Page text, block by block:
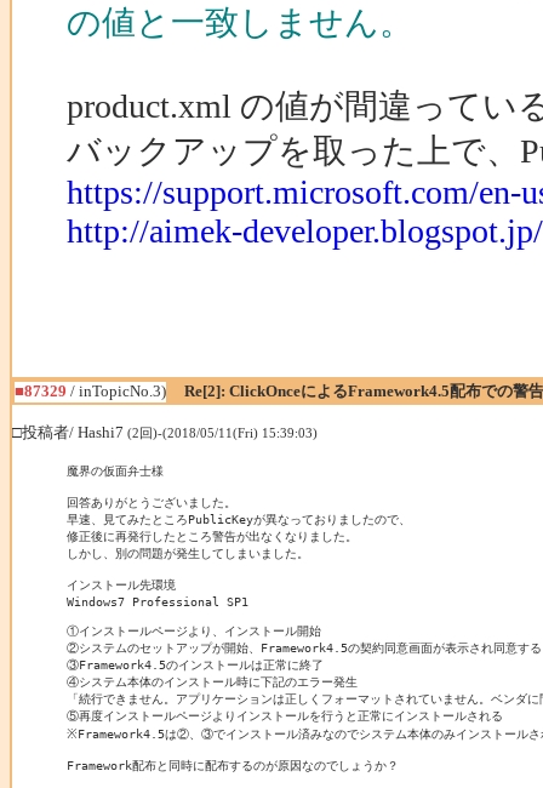
の値と一致しません。
product.xml の値が間違ってい
バックアップを取った上で、
https://support.microsoft.com/en-
http://aimek-
■87329 / inTopicNo.3) Re[2]: ClickOnceによるFramework4.5配布での警告
□投稿者/ Hashi7 (2回)-(2018/05/11(Fri) 15:39:03)
魔界の仮面弁士様
回答ありがとうございました。
早速、見てみたところPublicKeyが異なっておりましたので、
修正後に再発行したところ警告が出なくなりました。
しかし、別の問題が発生してしまいました。
インストール先環境
Windows7 Professional SP1
①インストールページより、インストール開始
②システムのセットアップが開始、Framework4.5の契約同意画面が表示され同意する
③Framework4.5のインストールは正常に終了
④システム本体のインストール時に下記のエラー発生
「続行できません。アプリケーションは正しくフォーマットされていません。ベン
⑤再度インストールページよりインストールを行うと正常にインストールされる
※Framework4.5は②、③でインストール済みなのでシステム本体のみインストールさ
Framework配布と同時に配布するのが原因なのでしょうか？